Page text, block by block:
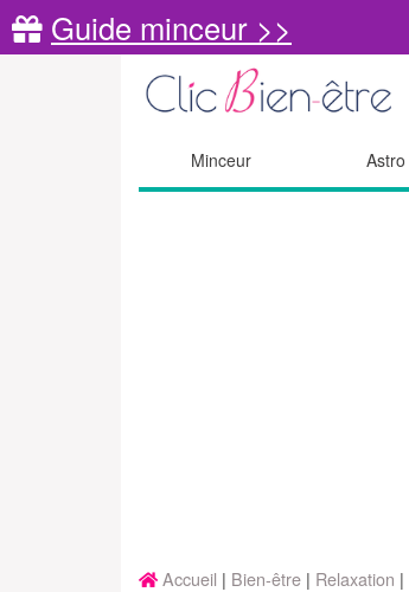
Guide minceur >>
Minceur Astro
Accueil Bien-être Relaxation